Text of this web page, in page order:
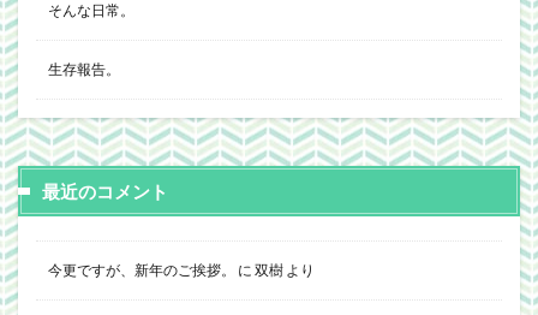
そんな日常。
生存報告。
最近のコメント
今更ですが、新年のご挨拶。 に 双樹 より